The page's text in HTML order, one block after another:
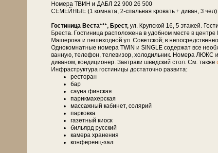
Номера ТВИН и ДАБЛ 22 900 26 500
СЕМЕЙНЫЕ (1 комната, 2-спальная кровать + диван, 3
Гостиница Веста***, Брест, ул. Крупской 16, 5 этажей.
Бреста. Гостиница расположена в удобном месте в
Машерова и пешеходной ул. Советской; в
Однокомнатные номера TWIN и SINGLE содержат все
ванную, телефон, телевизор, холодильник. Номера ЛЮКС
диваном, кондиционер. Завтраки шведский стол. См. также
Инфраструктура гостиницы достаточно развита:
ресторан
бар
сауна финская
парикмахерская
массажный кабинет, солярий
парковка
газетный киоск
бильярд русский
камера хранения
конференц-зал